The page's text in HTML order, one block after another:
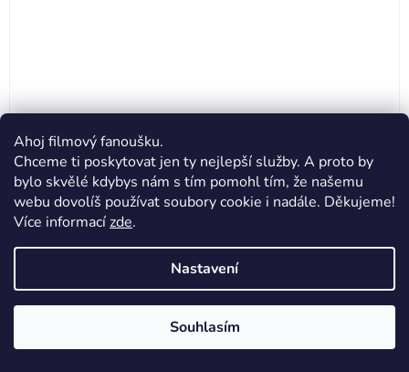
Ahoj filmový fanoušku.
Chceme ti poskytovat jen ty nejlepší služby. A proto by
bylo skvělé kdybys nám s tím pomohl tím, že našemu
webu dovolíš používat soubory cookie i nadále. Děkujeme!
Více informacízde.
Nastavení
Souhlasím
Hrnek Forrest Gump - Bubba Gump
199 Kč
DO KOŠÍKU